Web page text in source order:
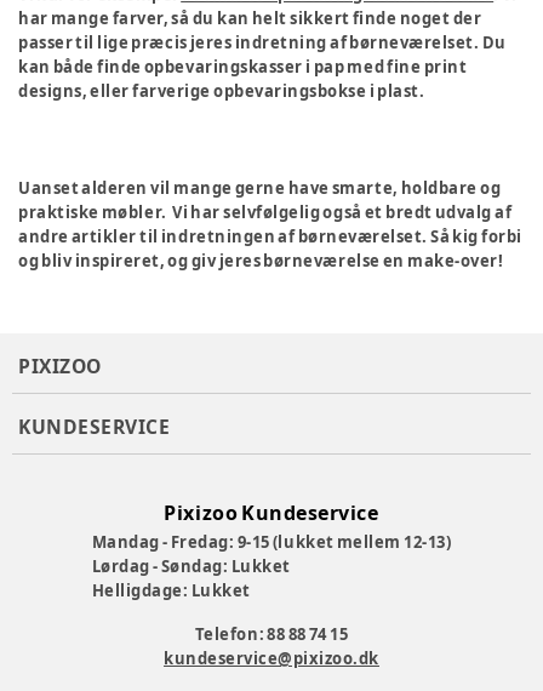
har mange farver, så du kan helt sikkert finde noget der
passer til lige præcis jeres indretning af børneværelset. Du
kan både finde opbevaringskasser i pap med fine print
designs, eller farverige opbevaringsbokse i plast.
Uanset alderen vil mange gerne have smarte, holdbare og
praktiske møbler. Vi har selvfølgelig også et bredt udvalg af
andre artikler til indretningen af børneværelset. Så kig forbi
og bliv inspireret, og giv jeres børneværelse en make-over!
PIXIZOO
KUNDESERVICE
Pixizoo Kundeservice
Mandag - Fredag: 9-15 (lukket mellem 12-13)
Lørdag - Søndag: Lukket
Helligdage: Lukket
Telefon: 88 88 74 15
kundeservice@pixizoo.dk